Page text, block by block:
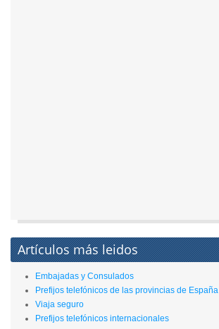
Artículos más leidos
Embajadas y Consulados
Prefijos telefónicos de las provincias de España
Viaja seguro
Prefijos telefónicos internacionales